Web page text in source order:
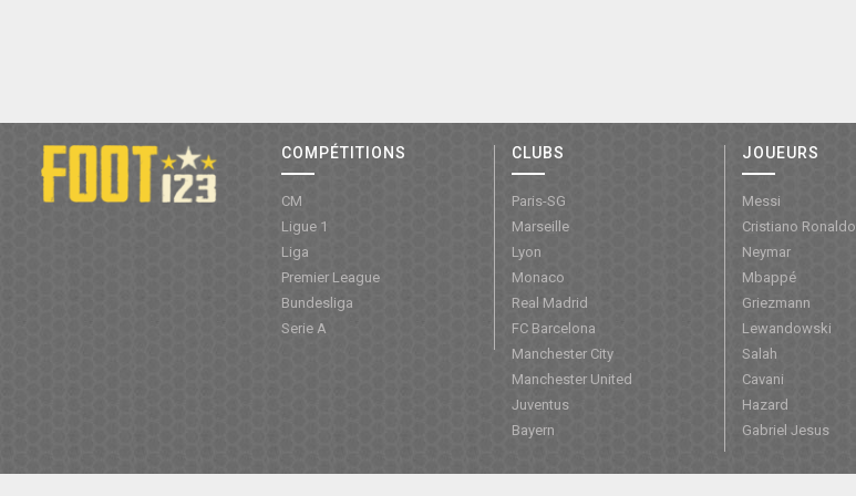
COMPÉTITIONS
CM
Ligue 1
Liga
Premier League
Bundesliga
Serie A
CLUBS
Paris-SG
Marseille
Lyon
Monaco
Real Madrid
FC Barcelona
Manchester City
Manchester United
Juventus
Bayern
JOUEURS
Messi
Cristiano Ronaldo
Neymar
Mbappé
Griezmann
Lewandowski
Salah
Cavani
Hazard
Gabriel Jesus